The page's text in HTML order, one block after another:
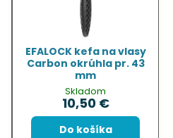
EFALOCK kefa na vlasy
Carbon okrúhla pr. 43
mm
Skladom
10,50 €
Do košíka